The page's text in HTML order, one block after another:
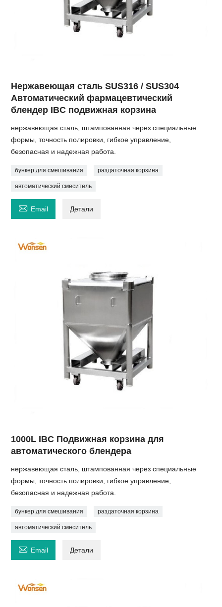
Нержавеющая сталь SUS316 / SUS304
Автоматический фармацевтический
блендер IBC подвижная корзина
нержавеющая сталь, штампованная через специальные
формы, точность полировки, гибкое управление,
безопасная и надежная работа.
бункер для смешивания раздаточная корзина
автоматический смеситель
 Email Детали
1000L IBC Подвижная корзина для
автоматического блендера
нержавеющая сталь, штампованная через специальные
формы, точность полировки, гибкое управление,
безопасная и надежная работа.
бункер для смешивания раздаточная корзина
автоматический смеситель
 Email Детали